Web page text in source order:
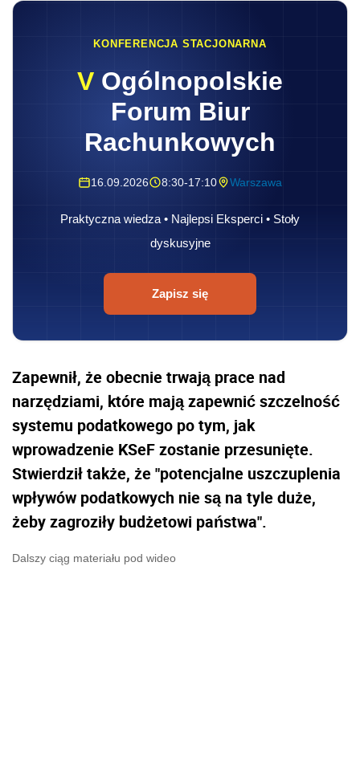
KONFERENCJA STACJONARNA
V Ogólnopolskie
Forum Biur
Rachunkowych
16.09.2026 8:30-17:10 Warszawa
Praktyczna wiedza • Najlepsi Eksperci • Stoły
dyskusyjne
Zapisz się
Zapewnił, że obecnie trwają prace nad
narzędziami, które mają zapewnić szczelność
systemu podatkowego po tym, jak
wprowadzenie KSeF zostanie przesunięte.
Stwierdził także, że "potencjalne uszczuplenia
wpływów podatkowych nie są na tyle duże,
żeby zagroziły budżetowi państwa".
Dalszy ciąg materiału pod wideo